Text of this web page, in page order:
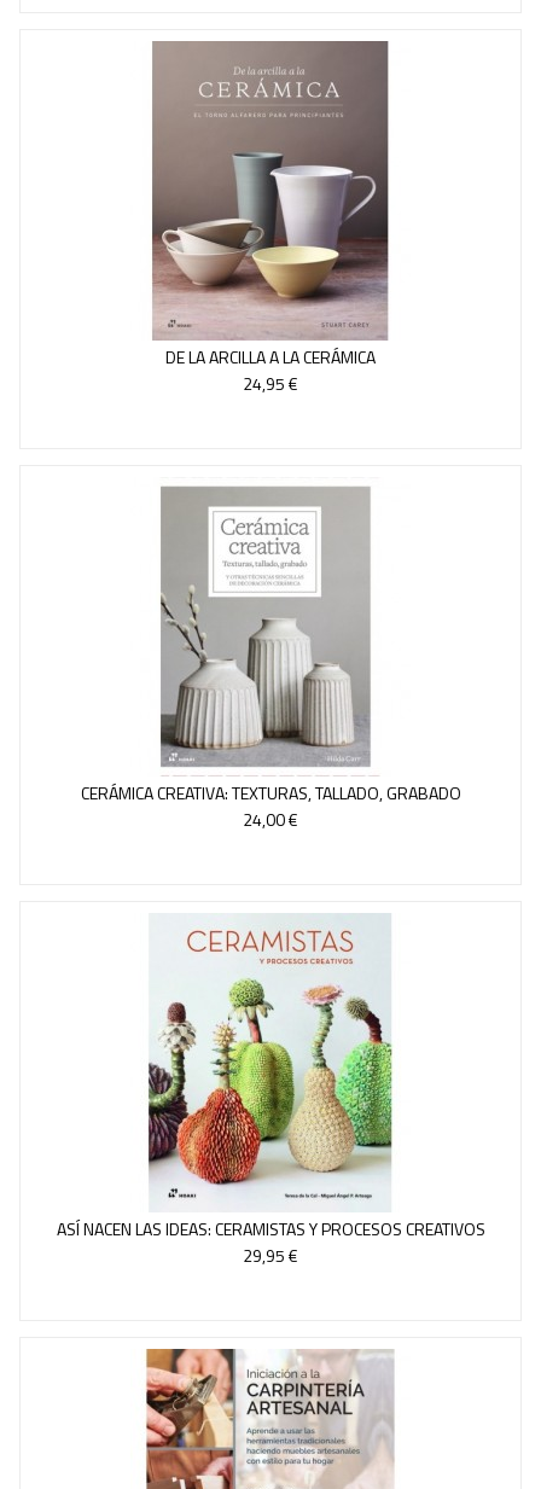
DE LA ARCILLA A LA CERÁMICA
24,95 €
CERÁMICA CREATIVA: TEXTURAS, TALLADO, GRABADO
24,00 €
ASÍ NACEN LAS IDEAS: CERAMISTAS Y PROCESOS CREATIVOS
29,95 €